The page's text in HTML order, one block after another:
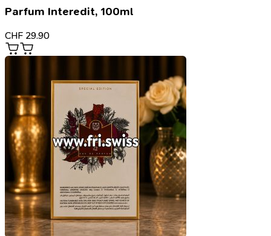
Parfum Interedit, 100ml
CHF 29.90